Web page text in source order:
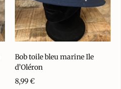
Bob toile bleu marine Ile
d’Oléron
8,99€